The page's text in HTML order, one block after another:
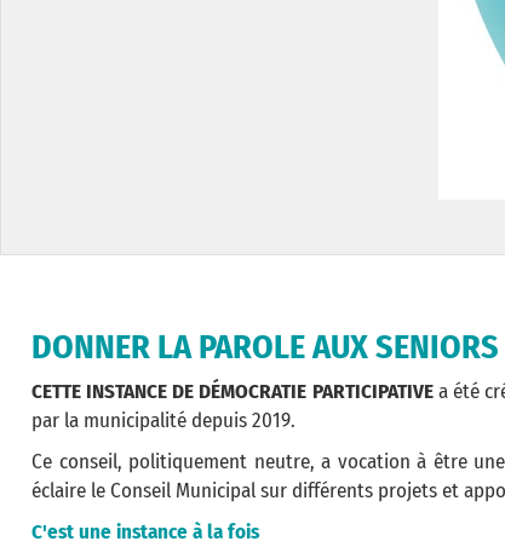
DONNER LA PAROLE AUX SENIORS
CETTE INSTANCE DE DÉMOCRATIE PARTICIPATIVEa été
par la municipalité depuis 2019.
Ce conseil, politiquement neutre, a vocation à être
éclaire le Conseil Municipal sur différents projets et
C'est une instance à la fois